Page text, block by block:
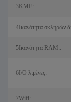
3ΚΜΕ:
4Ικανότητα σκληρών
5Ικανότητα RAM::
6I/O λιμένες:
7Wifi: